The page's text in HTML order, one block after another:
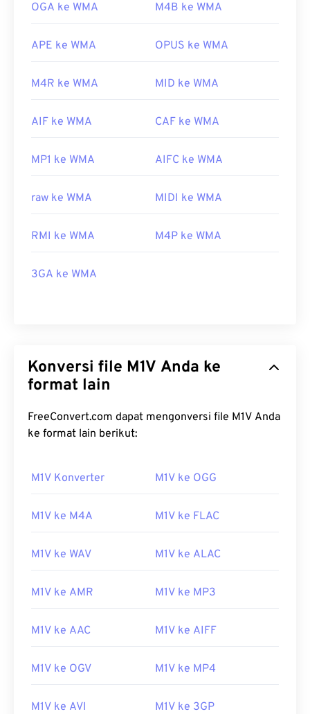
OGA ke WMA M4B ke WMA
APE ke WMA OPUS ke WMA
M4R ke WMA MID ke WMA
AIF ke WMA CAF ke WMA
MP1 ke WMA AIFC ke WMA
raw ke WMA MIDI ke WMA
RMI ke WMA M4P ke WMA
3GA ke WMA
Konversi file M1V Anda ke
format lain
FreeConvert.com dapat mengonversi file M1V Anda
ke format lain berikut:
M1V Konverter M1V ke OGG
M1V ke M4A M1V ke FLAC
M1V ke WAV M1V ke ALAC
M1V ke AMR M1V ke MP3
M1V ke AAC M1V ke AIFF
M1V ke OGV M1V ke MP4
M1V ke AVI M1V ke 3GP